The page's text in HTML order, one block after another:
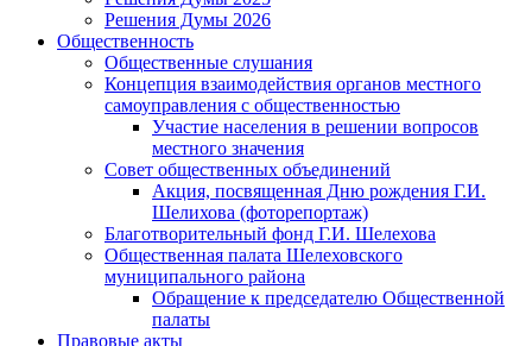
Решения Думы 2026
Общественность
Общественные слушания
Концепция взаимодействия органов местного
самоуправления с общественностью
Участие населения в решении вопросов
местного значения
Совет общественных объединений
Акция, посвященная Дню рождения Г.И.
Шелихова (фоторепортаж)
Благотворительный фонд Г.И. Шелехова
Общественная палата Шелеховского
муниципального района
Обращение к председателю Общественной
палаты
Правовые акты